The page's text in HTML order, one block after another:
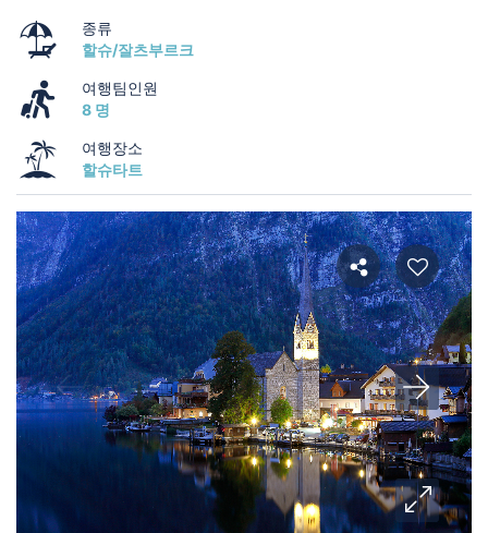
종류
할슈/잘츠부르크
여행팀인원
8 명
여행장소
할슈타트